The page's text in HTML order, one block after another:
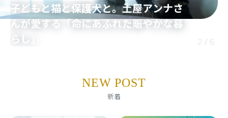
同棲時代に購入した一軒家。元K-1王
者・魔裟斗さんが語る、自由で家庭円
満な暮らし
3 / 6
NEW POST
新着